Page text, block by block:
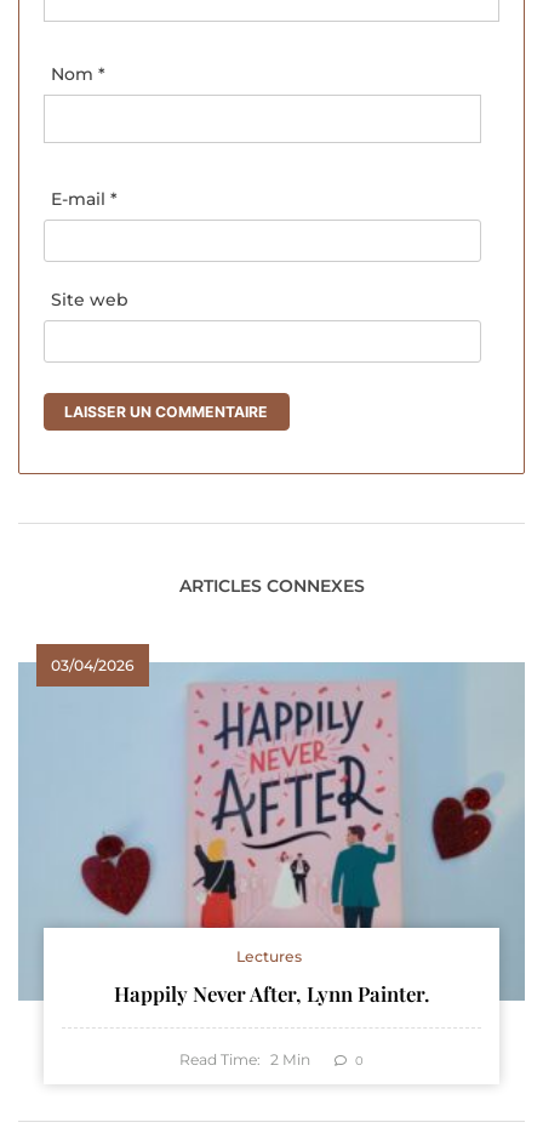
Nom *
E-mail *
Site web
ARTICLES CONNEXES
03/04/2026
Lectures
Happily Never After, Lynn Painter.
Read Time: 2 Min 0